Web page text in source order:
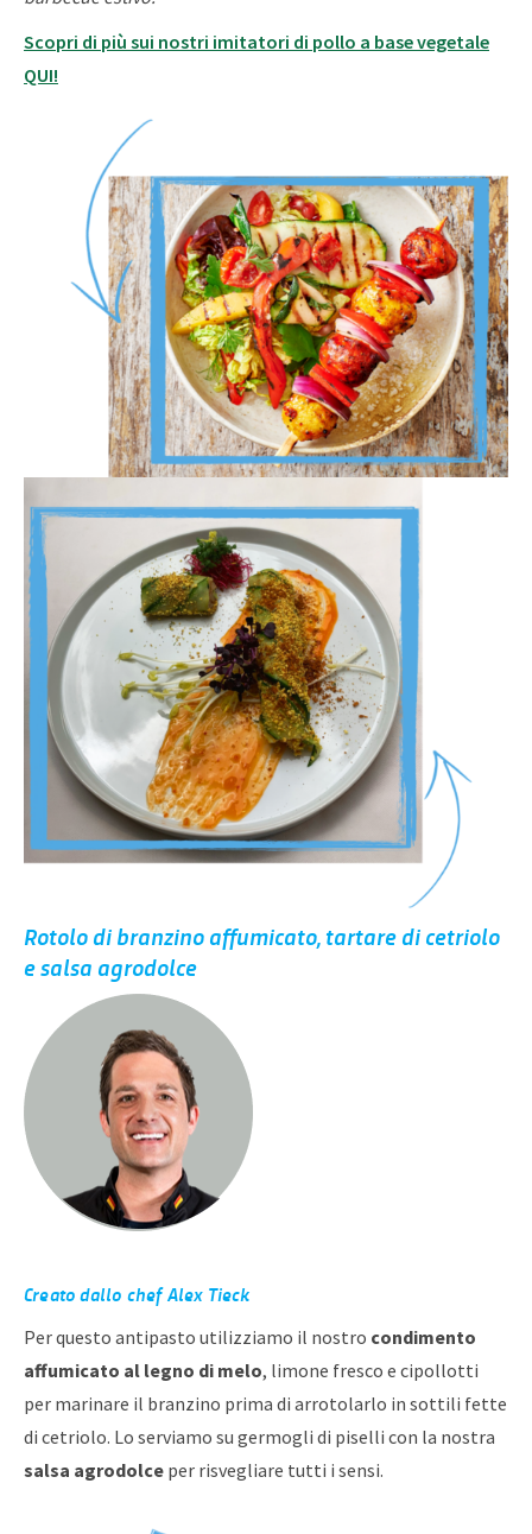
Scopri di più sui nostri imitatori di pollo a base vegetale
QUI!
Rotolo di branzino affumicato, tartare di cetriolo
e salsa agrodolce
Creato dallo chef Alex Tieck
Per questo antipasto utilizziamo il nostro condimento
affumicato al legno di melo, limone fresco e cipollotti
per marinare il branzino prima di arrotolarlo in sottili fette
di cetriolo. Lo serviamo su germogli di piselli con la nostra
salsa agrodolce per risvegliare tutti i sensi.